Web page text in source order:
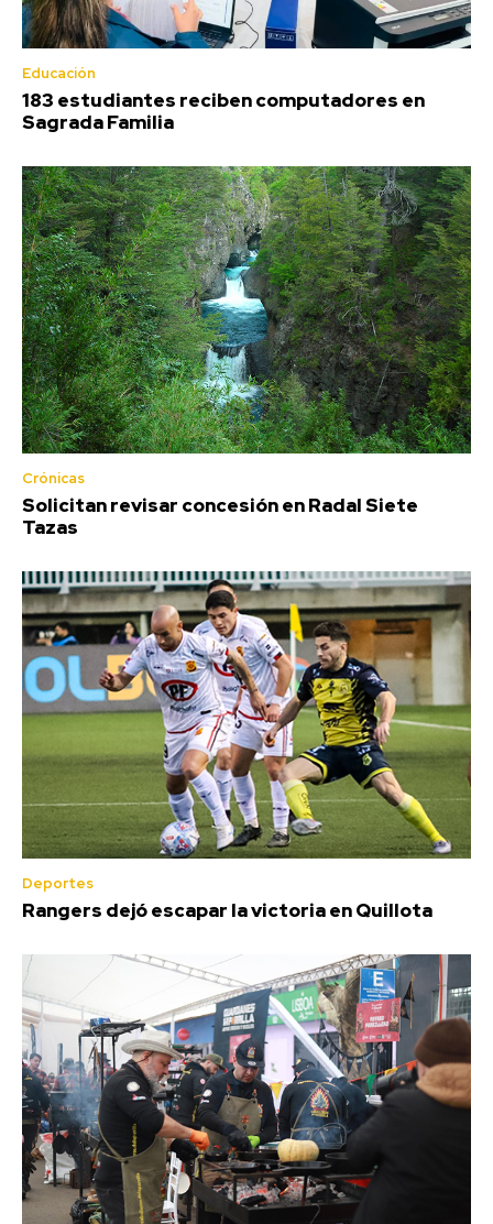
Educación
183 estudiantes reciben computadores en
Sagrada Familia
Crónicas
Solicitan revisar concesión en Radal Siete
Tazas
Deportes
Rangers dejó escapar la victoria en Quillota